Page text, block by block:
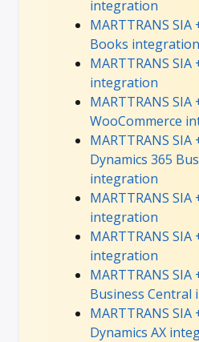
integration
MARTTRANS SIA
Books integration
MARTTRANS SIA
integration
MARTTRANS SIA
WooCommerce
MARTTRANS
Dynamics 365
integration
MARTTRANS SIA
integration
MARTTRANS SIA
integration
MARTTRANS SIA
Business Central
MARTTRANS
Dynamics AX